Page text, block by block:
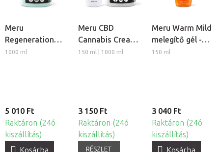
Meru
Regeneration
izomlazító
1000 ml
5 010 Ft
Raktáron (24ó
kiszállítás)
Meru CBD
Cannabis Cream
regeneráló
150 ml | 1000 ml
3 150 Ft
Raktáron (24ó
kiszállítás)
RÉSZLET
Meru Warm Mild
melegítő gél -
Gyömbér és
150 ml
3 040 Ft
Raktáron (24ó
kiszállítás)